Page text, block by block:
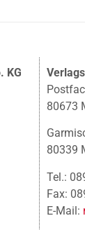
KG
80673
80339
Tel.:
Fax:
E-Mail: